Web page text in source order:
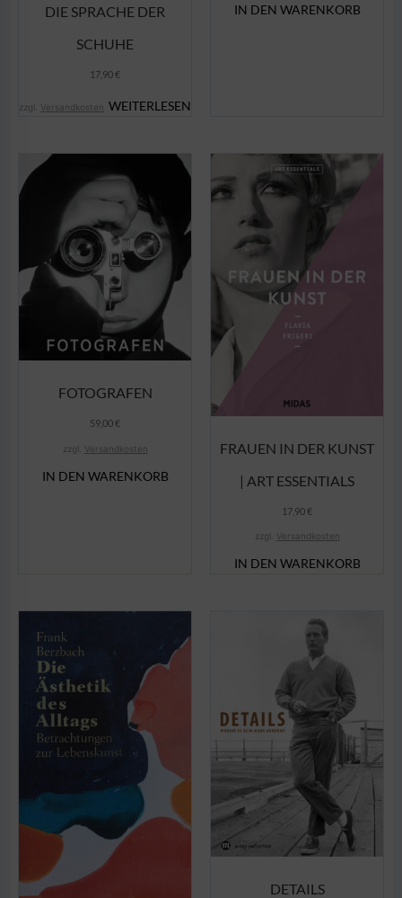
DIE SPRACHE DER
SCHUHE
17,90€
zzgl. Versandkosten WEITERLESEN
IN DEN WARENKORB
FOTOGRAFEN
59,00€
zzgl. Versandkosten
IN DEN WARENKORB
FRAUEN IN DER KUNST
| ART ESSENTIALS
17,90€
zzgl. Versandkosten
IN DEN WARENKORB
DETAILS